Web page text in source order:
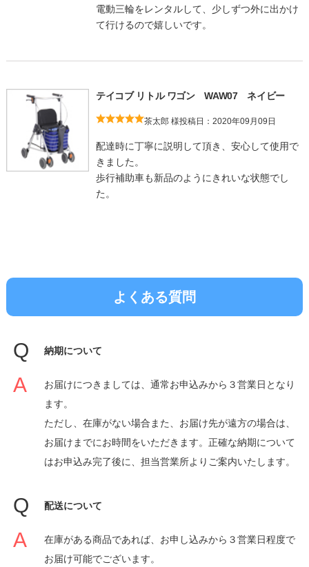
電動三輪をレンタルして、少しずつ外に出かけ
て行けるので嬉しいです。
テイコブ リトル ワゴン WAW07 ネイビー
茶太郎 様投稿日：2020年09月09日
配達時に丁寧に説明して頂き、安心して使用で
きました。
歩行補助車も新品のようにきれいな状態でし
た。
よくある質問
納期について
お届けにつきましては、通常お申込みから３営業日となり
ます。
ただし、在庫がない場合また、お届け先が遠方の場合は、
お届けまでにお時間をいただきます。正確な納期について
はお申込み完了後に、担当営業所よりご案内いたします。
配送について
在庫がある商品であれば、お申し込みから３営業日程度で
お届け可能でございます。